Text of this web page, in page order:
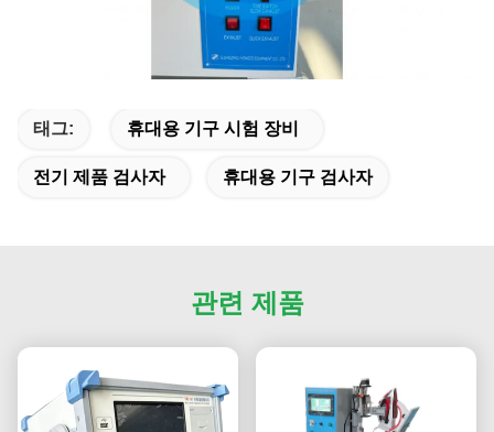
태그: 휴대용 기구 시험 장비
전기 제품 검사자 휴대용 기구 검사자
관련 제품